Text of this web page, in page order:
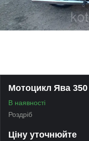
Мотоцикл Ява 350
В наявності
Роздріб
Ціну уточнюйте